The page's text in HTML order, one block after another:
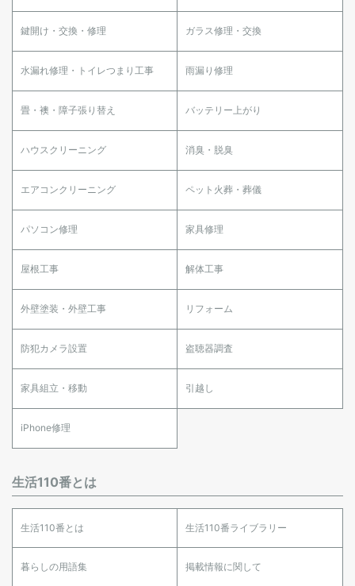
鍵開け・交換・修理 ガラス修理・交換
水漏れ修理・トイレつまり工事 雨漏り修理
畳・襖・障子張り替え バッテリー上がり
ハウスクリーニング 消臭・脱臭
エアコンクリーニング ペット火葬・葬儀
パソコン修理 家具修理
屋根工事 解体工事
外壁塗装・外壁工事 リフォーム
防犯カメラ設置 盗聴器調査
家具組立・移動 引越し
iPhone修理
生活110番とは
生活110番とは 生活110番ライブラリー
暮らしの用語集 掲載情報に関して